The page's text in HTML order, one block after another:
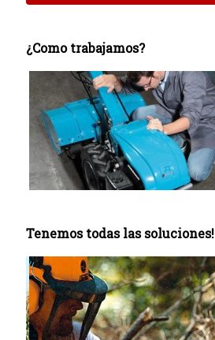
¿Como trabajamos?
Tenemos todas las soluciones!